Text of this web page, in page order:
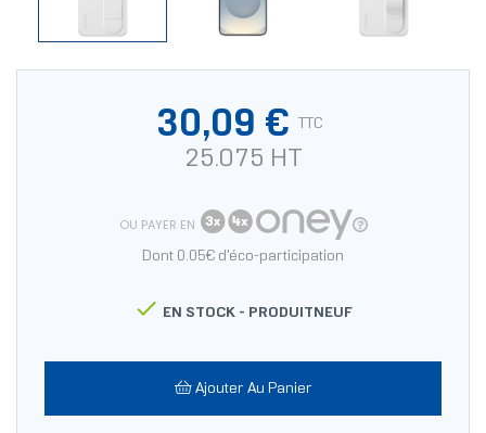
30,09 € TTC
25.075 HT
OU PAYER EN
Dont 0.05€ d'éco-participation
 EN STOCK - PRODUITNEUF
Ajouter Au Panier